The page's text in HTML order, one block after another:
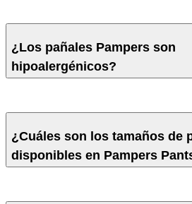
Total, están diseñadas para
horas, lo que las hace adecuadas
¿Los pañales Pampers son
hipoalergénicos?
delicados con la piel sensible de los
¿Cuáles son los tamaños de
disponibles en Pampers